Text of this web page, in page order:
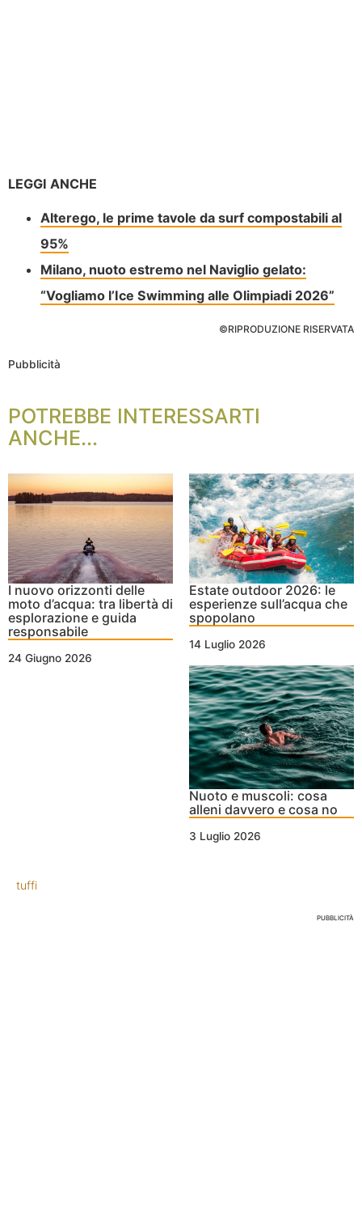
LEGGI ANCHE
Alterego, le prime tavole da surf compostabili al
95%
Milano, nuoto estremo nel Naviglio gelato:
“Vogliamo l’Ice Swimming alle Olimpiadi 2026”
©RIPRODUZIONE RISERVATA
Pubblicità
POTREBBE INTERESSARTI
ANCHE...
I nuovo orizzonti delle
moto d’acqua: tra libertà di
esplorazione e guida
responsabile
24 Giugno 2026
Estate outdoor 2026: le
esperienze sull’acqua che
spopolano
14 Luglio 2026
Nuoto e muscoli: cosa
alleni davvero e cosa no
3 Luglio 2026
tuffi
PUBBLICITÀ